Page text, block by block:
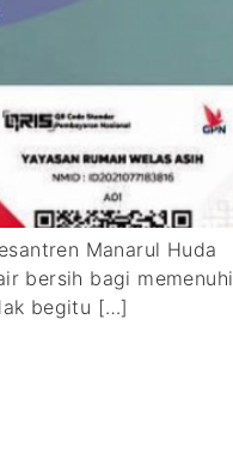
Manarul Huda
bersih bagi memenuhi
begitu […]